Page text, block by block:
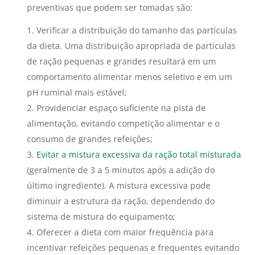
preventivas que podem ser tomadas são:
Verificar a distribuição do tamanho das partículas
da dieta. Uma distribuição apropriada de partículas
de ração pequenas e grandes resultará em um
comportamento alimentar menos seletivo e em um
pH ruminal mais estável;
Providenciar espaço suficiente na pista de
alimentação, evitando competição alimentar e o
consumo de grandes refeições;
Evitar a mistura excessiva da ração total misturada
(geralmente de 3 a 5 minutos após a adição do
último ingrediente). A mistura excessiva pode
diminuir a estrutura da ração, dependendo do
sistema de mistura do equipamento;
Oferecer a dieta com maior frequência para
incentivar refeições pequenas e frequentes evitando